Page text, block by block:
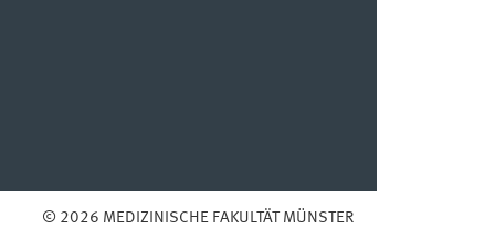
© 2026 MEDIZINISCHE FAKULTÄT MÜNSTER